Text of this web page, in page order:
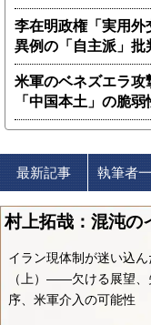
李在明政権「実用外
異例の「自主派」批
米軍のベネズエラ攻
「中国本土」の脆弱
最新記事 執筆者
村上拓哉：混沌の
イラン現体制が迷い込
（上）――欠ける展望、
序、米軍介入の可能性